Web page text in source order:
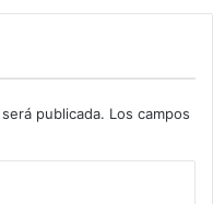
publicada. Los campos